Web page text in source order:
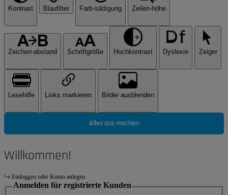
Kontrast Blaufilter Farb-sättigung Zeilen-höhe
Zeichen-abstand Schriftgröße Hochkontrast Dyslexie Zeiger
Lesehilfe Links markieren Bilder ausblenden
Alles aus machen
Willkommen!
Einloggen oder Konto anlegen.
Anmelden für registrierte Kunden